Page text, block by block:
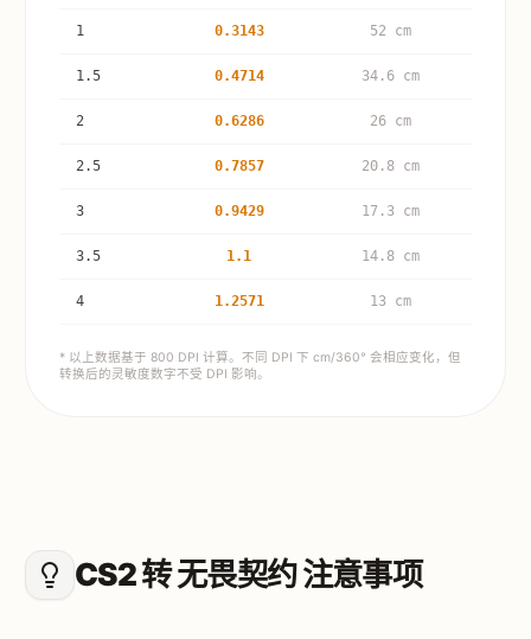
1 0.3143 52 cm
1.5 0.4714 34.6 cm
2 0.6286 26 cm
2.5 0.7857 20.8 cm
3 0.9429 17.3 cm
3.5 1.1 14.8 cm
4 1.2571 13 cm
* 以上数据基于 800 DPI 计算。不同 DPI 下 cm/360° 会相应变化，但
转换后的灵敏度数字不受 DPI 影响。
CS2 转 无畏契约 注意事项